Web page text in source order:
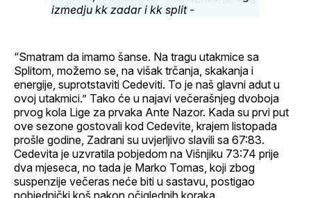
“Smatram da imamo šanse. Na tragu utakmice sa
Splitom, možemo se, na višak trčanja, skakanja i
energije, suprotstaviti Cedeviti. To je naš glavni adut u
ovoj utakmici.” Tako će u najavi večerašnjeg dvoboja
prvog kola Lige za prvaka Ante Nazor. Kada su prvi put
ove sezone gostovali kod Cedevite, krajem listopada
prošle godine, Zadrani su uvjerljivo slavili sa 67:83.
Cedevita je uzvratila pobjedom na Višnjiku 73:74 prije
dva mjeseca, no tada je Marko Tomas, koji zbog
suspenzije večeras neće biti u sastavu, postigao
pobjednički koš nakon očiglednih koraka.